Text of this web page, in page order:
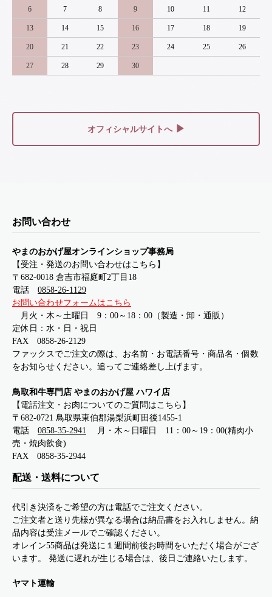
6 7 8 9 10 11 12
13 14 15 16 17 18 19
20 21 22 23 24 25 26
27 28 29 30
オフィシャルサイトへ ▶
お問い合わせ
やまのおかげ屋オンラインショップ事務局
【受注・発送のお問い合わせはこちら】
〒682-0018 倉吉市福庭町2丁目18
電話 0858-26-1129
お問い合わせフォームはこちら
月火・木～土曜日 9：00～18：00（製造・卸・通販）
定休日：水・日・祝日
FAX 0858-26-2129
ファックスでご注文の際は、お名前・お電話番号・商品名・個数
をお知らせください。追ってご連絡差し上げます。
鳥取和牛専門店 やまのおかげ屋 ハワイ店
【電話注文・お肉についてのご質問はこちら】
〒682-0721 鳥取県東伯郡湯梨浜町田後1455-1
電話 0858-35-2941
月・木～日曜日 11：00～19：00(精肉小
売・焼肉飲食)
FAX 0858-35-2944
配送・送料について
代引き決済をご希望の方は電話でご注文ください。
ご注文者と送り先様が異なる場合は納品書をお入れしません。納
品内容は受注メールでご確認ください。
オレイン55商品は発送に１週間前後お時間をいただく場合がござ
います。 発送に遅れが生じる場合は、後日ご連絡いたします。
ヤマト運輸